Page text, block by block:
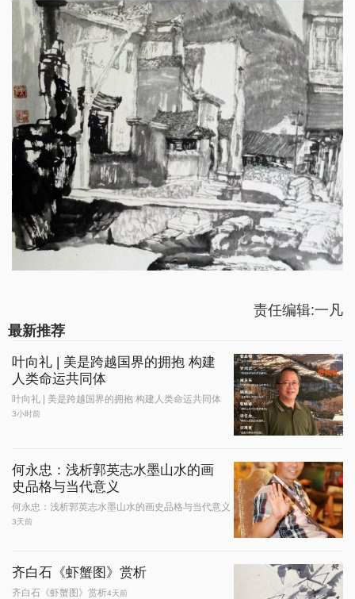
责任编辑:一凡
最新推荐
叶向礼 | 美是跨越国界的拥抱 构建
人类命运共同体
叶向礼 | 美是跨越国界的拥抱 构建人类命运共同体
3小时前
何永忠：浅析郭英志水墨山水的画
史品格与当代意义
何永忠：浅析郭英志水墨山水的画史品格与当代意义
3天前
齐白石《虾蟹图》赏析
齐白石《虾蟹图》赏析4天前